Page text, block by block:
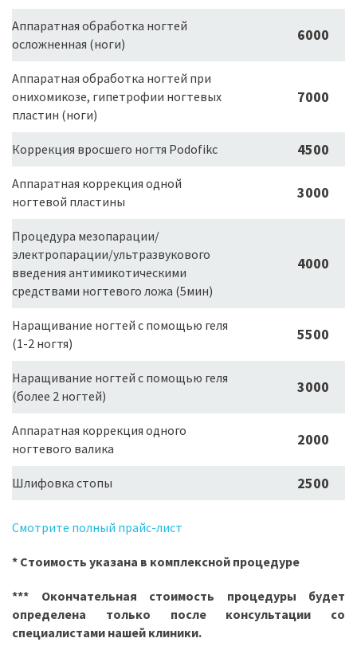
Аппаратная обработка ногтей
осложненная (ноги)
6000
Аппаратная обработка ногтей при
онихомикозе, гипетрофии ногтевых
пластин (ноги)
7000
Коррекция вросшего ногтя Podofikc 4500
Аппаратная коррекция одной
ногтевой пластины
3000
Процедура мезопарации/
электропарации/ультразвукового
введения антимикотическими
средствами ногтевого ложа (5мин)
4000
Наращивание ногтей с помощью геля
(1-2 ногтя)
5500
Наращивание ногтей с помощью геля
(более 2 ногтей)
3000
Аппаратная коррекция одного
ногтевого валика
2000
Шлифовка стопы 2500
Смотрите полный прайс-лист
* Cтоимость указана в комплексной процедуре
*** Окончательная стоимость процедуры будет
определена только после консультации со
специалистами нашей клиники.